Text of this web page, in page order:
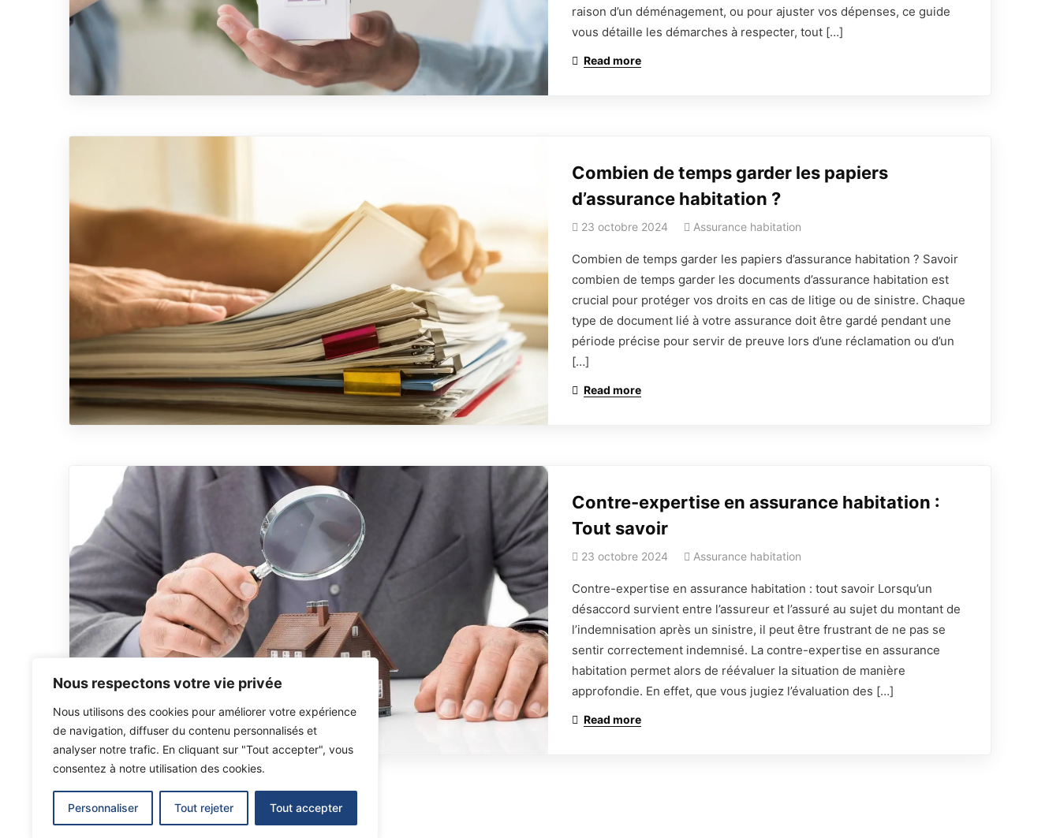
Nous respectons votre vie privée
Nous utilisons des cookies pour améliorer votre expérience
de navigation, diffuser du contenu personnalisés et
analyser notre trafic. En cliquant sur "Tout accepter", vous
consentez à notre utilisation des cookies.
Personnaliser Tout rejeter Tout accepter
raison d’un déménagement, ou pour ajuster vos dépenses, ce guide
vous détaille les démarches à respecter, tout […]
Read more
Combien de temps garder les papiers
d’assurance habitation​ ?
23 octobre 2024 Assurance habitation
Combien de temps garder les papiers d’assurance habitation​ ? Savoir
combien de temps garder les documents d’assurance habitation est
crucial pour protéger vos droits en cas de litige ou de sinistre. Chaque
type de document lié à votre assurance doit être gardé pendant une
période précise pour servir de preuve lors d’une réclamation ou d’un
[…]
Read more
Contre-expertise en assurance habitation :
Tout savoir
23 octobre 2024 Assurance habitation
Contre-expertise en assurance habitation : tout savoir Lorsqu’un
désaccord survient entre l’assureur et l’assuré au sujet du montant de
l’indemnisation après un sinistre, il peut être frustrant de ne pas se
sentir correctement indemnisé. La contre-expertise en assurance
habitation permet alors de réévaluer la situation de manière
approfondie. En effet, que vous jugiez l’évaluation des […]
Read more
Déclarez votre sinistreauto
Vous pouvez déclarer votre sinistre auto via le formulaire
Déclarer un sinistre Demander un devis
Nous adhérons aux efforts fournis
par les intervenants de l’assurance
afin de donner une nouvelle image
positive au courtage en
assurances.
Contact:
Déjà Client:
04 65 84 09 16
gestion@lassureurduvar.fr
Lun – Vend: 9h – 19h
2026© Tout droit reservé par LASSUREUR DU VAR